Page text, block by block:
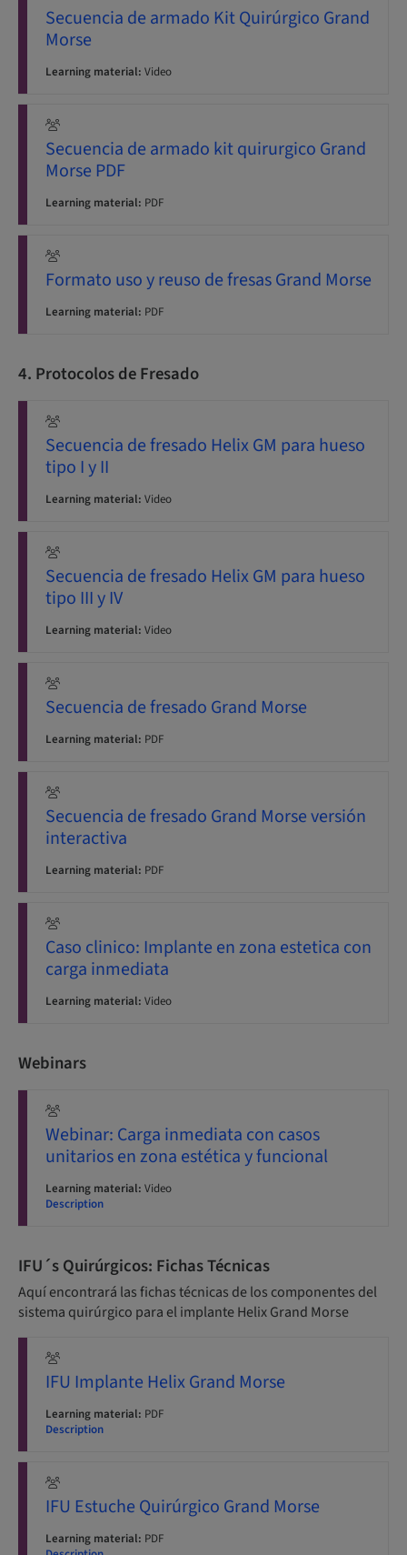
Secuencia de armado Kit Quirúrgico Grand
Morse
Learning material: Video
Secuencia de armado kit quirurgico Grand
Morse PDF
Learning material: PDF
Formato uso y reuso de fresas Grand Morse
Learning material: PDF
4. Protocolos de Fresado
Secuencia de fresado Helix GM para hueso
tipo I y II
Learning material: Video
Secuencia de fresado Helix GM para hueso
tipo III y IV
Learning material: Video
Secuencia de fresado Grand Morse
Learning material: PDF
Secuencia de fresado Grand Morse versión
interactiva
Learning material: PDF
Caso clinico: Implante en zona estetica con
carga inmediata
Learning material: Video
Webinars
Webinar: Carga inmediata con casos
unitarios en zona estética y funcional
Learning material: Video
Description
IFU´s Quirúrgicos: Fichas Técnicas
Aquí encontrará las fichas técnicas de los componentes del
sistema quirúrgico para el implante Helix Grand Morse
IFU Implante Helix Grand Morse
Learning material: PDF
Description
IFU Estuche Quirúrgico Grand Morse
Learning material: PDF